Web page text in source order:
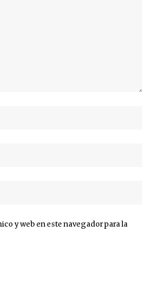
y web en este navegador para la